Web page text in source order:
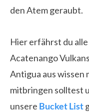
den Atem geraubt.
Hier erfährst du
Acatenango
Antigua aus wissen
mitbringen solltest
unsere Bucket List